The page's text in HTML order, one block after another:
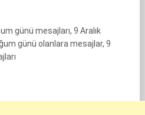
günü mesajları, 9 Aralık
günü olanlara mesajlar, 9